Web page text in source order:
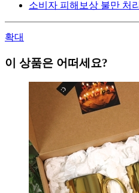
소비자 피해보상 불만 처리
확대
이 상품은 어떠세요?